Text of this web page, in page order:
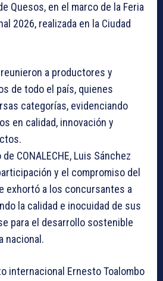
Quesos, en el marco de la Feria
2026, realizada en la Ciudad
a productores y
de todo el país, quienes
categorías, evidenciando
en calidad, innovación y
CONALECHE, Luis Sánchez
y el compromiso del
exhortó a los concursantes a
la calidad e inocuidad de sus
para el desarrollo sostenible
nacional.
internacional Ernesto Toalombo